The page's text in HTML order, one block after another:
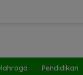
Pendidikan